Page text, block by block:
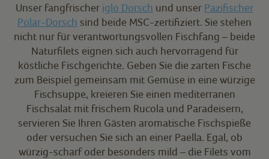
Unser fangfrischer iglo Dorsch und unser Pazifischer
Polar-Dorsch sind beide MSC-zertifiziert. Sie stehen
nicht nur für verantwortungsvollen Fischfang – beide
Naturfilets eignen sich auch hervorragend für
köstliche Fischgerichte. Geben Sie die zarten Fische
zum Beispiel gemeinsam mit Gemüse in eine würzige
Fischsuppe, kreieren Sie einen mediterranen
Fischsalat mit frischem Rucola und Paradeisern,
servieren Sie Ihren Gästen aromatische Fischspieße
oder versuchen Sie sich an einer Paella. Egal, ob
würzig-scharf oder besonders mild – die Filets vom